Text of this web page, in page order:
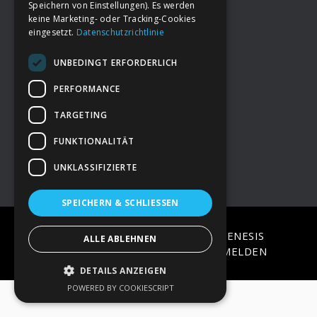
FooterDeine Spende
→ Impressum
→Kontakt zum PAO Team
COPYRIGHT © 2026 · ON
GENESIS
FRAMEWORK·WORDPRESS·ANMELDEN
Speichern von Einstellungen). Es werden
keine Marketing- oder Tracking-Cookies
eingesetzt. Datenschutzrichtlinie
UNBEDINGT ERFORDERLICH
PERFORMANCE
TARGETING
FUNKTIONALITÄT
UNKLASSIFIZIERTE
SPEICHERN & SCHLIESSEN
ALLE ABLEHNEN
DETAILS ANZEIGEN
POWERED BY COOKIESCRIPT